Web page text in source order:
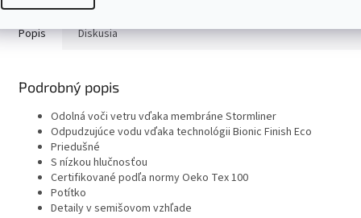
Popis Diskusia
Podrobný popis
Odolná voči vetru vďaka membráne Stormliner
Odpudzujúce vodu vďaka technológii Bionic Finish Eco
Priedušné
S nízkou hlučnosťou
Certifikované podľa normy Oeko Tex 100
Potítko
Detaily v semišovom vzhľade